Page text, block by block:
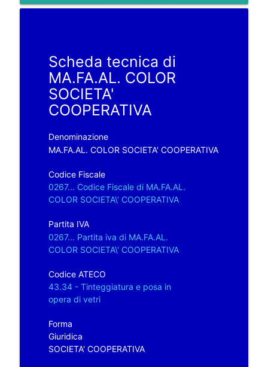
Scheda tecnica di
MA.FA.AL. COLOR
SOCIETA'
COOPERATIVA
Denominazione
MA.FA.AL. COLOR SOCIETA' COOPERATIVA
Codice Fiscale
0267... Codice Fiscale di MA.FA.AL.
COLOR SOCIETA\' COOPERATIVA
Partita IVA
0267... Partita iva di MA.FA.AL.
COLOR SOCIETA\' COOPERATIVA
Codice ATECO
43.34 - Tinteggiatura e posa in
opera di vetri
Forma
Giuridica
SOCIETA' COOPERATIVA